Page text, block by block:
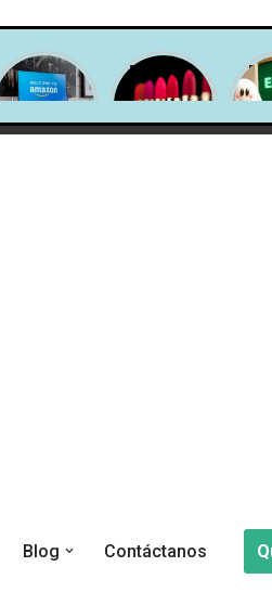
SLA y
Amazon
campaña
El “efecto
labial” o
gente
qué
Blog Contáctanos